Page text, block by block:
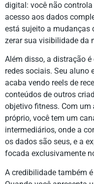
digital: você não
acesso aos dados
está sujeito a mudanças
zerar sua visibilidade da
Além disso, a distração
redes sociais. Seu aluno
acaba vendo reels de
conteúdos de outros
objetivo fitness. Com um
próprio, você tem um
intermediários, onde a
os dados são seus, e a
focada exclusivamente
A credibilidade também